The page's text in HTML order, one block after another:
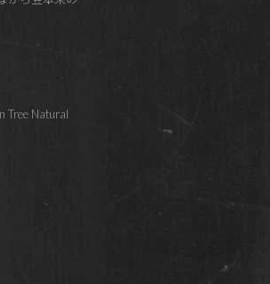
Tree Natural